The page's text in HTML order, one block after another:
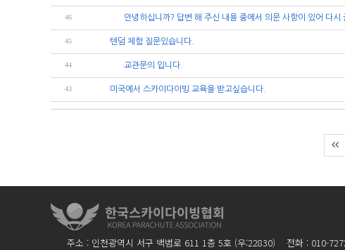
46 안녕하십니까? 답변 해 주신 내용 중에서 의문 사항이 있어 다시
45 텐덤 체험 질문있습니다.
44 교관문의 입니다.
43 미국에서 스카이다이빙 교육을 받고싶습니다.
주소 : 인천광역시 서구 백범로 611 1층 5호 (우:22830) 전화 : 010-